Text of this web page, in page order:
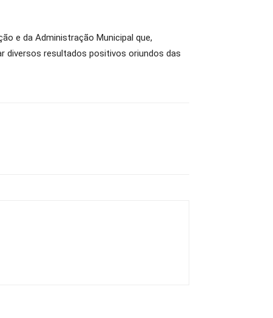
e da Administração Municipal que,
diversos resultados positivos oriundos das